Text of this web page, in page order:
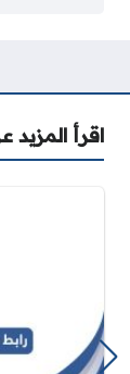
اقرأ المزيد